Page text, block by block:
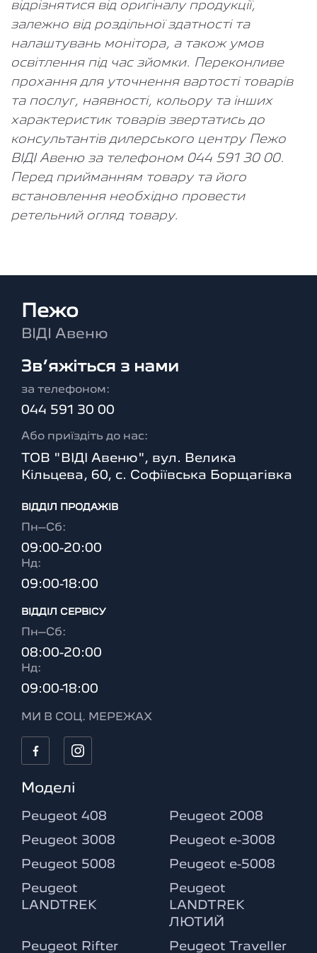
відрізнятися від оригіналу продукції,
залежно від роздільної здатності та
налаштувань монітора, а також умов
освітлення під час зйомки. Переконливе
прохання для уточнення вартості товарів
та послуг, наявності, кольору та інших
характеристик товарів звертатись до
консультантів дилерського центру Пежо
ВІДІ Авеню за телефоном 044 591 30 00.
Перед прийманням товару та його
встановлення необхідно провести
ретельний огляд товару.
Пежо
ВІДІ Авеню
Зв’яжіться з нами
за телефоном:
044 591 30 00
Або приїздіть до нас:
ТОВ "ВІДІ Авеню", вул. Велика
Кільцева, 60, с. Софіївська Борщагівка
ВІДДІЛ ПРОДАЖІВ
Пн–Сб:
09:00-20:00
Нд:
09:00-18:00
ВІДДІЛ CЕРВІСУ
Пн–Сб:
08:00-20:00
Нд:
09:00-18:00
МИ В СОЦ. МЕРЕЖАХ
Моделі
Peugeot 408 Peugeot 2008
Peugeot 3008 Peugeot e-3008
Peugeot 5008 Peugeot e-5008
Peugeot
LANDTREK
Peugeot
LANDTREK
ЛЮТИЙ
Peugeot Rifter Peugeot Traveller